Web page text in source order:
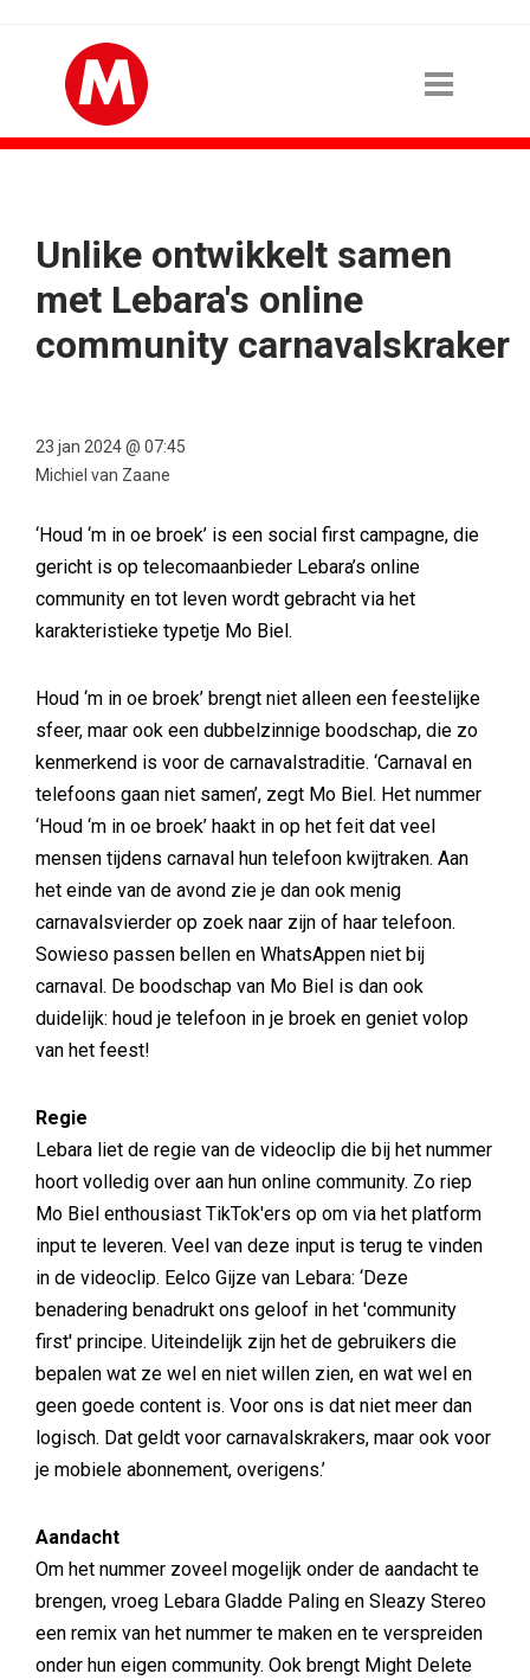
Unlike ontwikkelt samen
met Lebara's online
community carnavalskraker
23 jan 2024 @ 07:45
Michiel van Zaane
‘Houd ‘m in oe broek’ is een social first campagne, die
gericht is op telecomaanbieder Lebara’s online
community en tot leven wordt gebracht via het
karakteristieke typetje Mo Biel.
Houd ‘m in oe broek’ brengt niet alleen een feestelijke
sfeer, maar ook een dubbelzinnige boodschap, die zo
kenmerkend is voor de carnavalstraditie. ‘Carnaval en
telefoons gaan niet samen’, zegt Mo Biel. Het nummer
‘Houd ‘m in oe broek’ haakt in op het feit dat veel
mensen tijdens carnaval hun telefoon kwijtraken. Aan
het einde van de avond zie je dan ook menig
carnavalsvierder op zoek naar zijn of haar telefoon.
Sowieso passen bellen en WhatsAppen niet bij
carnaval. De boodschap van Mo Biel is dan ook
duidelijk: houd je telefoon in je broek en geniet volop
van het feest!
Regie
Lebara liet de regie van de videoclip die bij het nummer
hoort volledig over aan hun online community. Zo riep
Mo Biel enthousiast TikTok'ers op om via het platform
input te leveren. Veel van deze input is terug te vinden
in de videoclip. Eelco Gijze van Lebara: ‘Deze
benadering benadrukt ons geloof in het 'community
first' principe. Uiteindelijk zijn het de gebruikers die
bepalen wat ze wel en niet willen zien, en wat wel en
geen goede content is. Voor ons is dat niet meer dan
logisch. Dat geldt voor carnavalskrakers, maar ook voor
je mobiele abonnement, overigens.’
Aandacht
Om het nummer zoveel mogelijk onder de aandacht te
brengen, vroeg Lebara Gladde Paling en Sleazy Stereo
een remix van het nummer te maken en te verspreiden
onder hun eigen community. Ook brengt Might Delete